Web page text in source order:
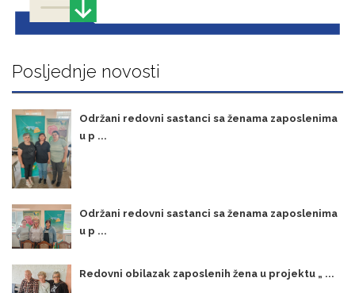
Posljednje novosti
Održani redovni sastanci sa ženama zaposlenima
u p ...
Održani redovni sastanci sa ženama zaposlenima
u p ...
Redovni obilazak zaposlenih žena u projektu „ ...